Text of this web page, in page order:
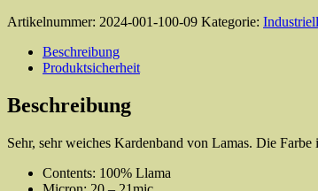
(Lama)
Artikelnummer: 2024-001-100-09 Kategorie:
Beschreibung
Produktsicherheit
Beschreibung
Sehr, sehr weiches Kardenband von Lamas. Die
Contents: 100% Llama